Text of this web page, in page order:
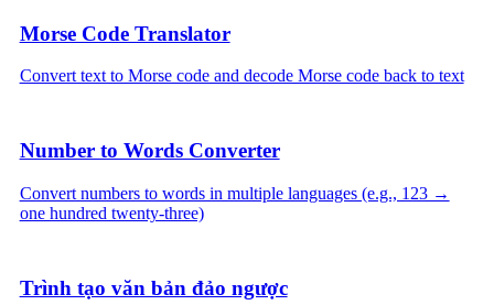
Morse Code Translator
Convert text to Morse code and decode Morse code back to text
Number to Words Converter
Convert numbers to words in multiple languages (e.g., 123 →
one hundred twenty-three)
Trình tạo văn bản đảo ngược